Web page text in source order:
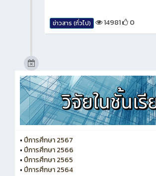
ข่าวสาร (ทั่วไป) 14981 0
• ปีการศึกษา 2567
• ปีการศึกษา 2566
• ปีการศึกษา 2565
• ปีการศึกษา 2564